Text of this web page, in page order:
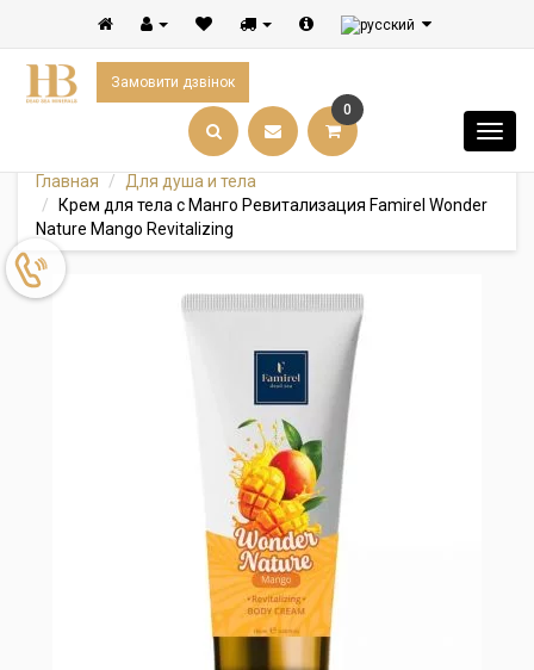
Замовити дзвінок
0
Главная
Для душа и тела
Крем для тела с Манго Ревитализация Famirel Wonder
Nature Mango Revitalizing